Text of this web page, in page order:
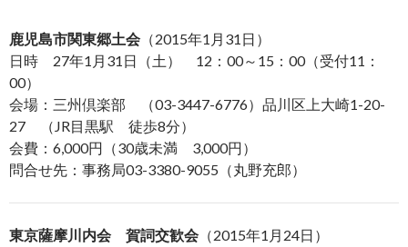
鹿児島市関東郷土会 （2015年1月31日）
日時 27年1月31日（土） 12：00～15：00（受付11：
00）
会場：三州倶楽部 （03-3447-6776）品川区上大崎1-20-
27 （JR目黒駅 徒歩8分）
会費：6,000円（30歳未満 3,000円）
問合せ先：事務局03-3380-9055（丸野充郎）
東京薩摩川内会 賀詞交歓会 （2015年1月24日）